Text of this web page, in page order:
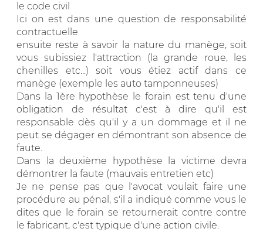
le code civil
Ici on est dans une question de responsabilité
contractuelle
ensuite reste à savoir la nature du manège, soit
vous subissiez l'attraction (la grande roue, les
chenilles etc...) soit vous étiez actif dans ce
manège (exemple les auto tamponneuses)
Dans la 1ère hypothèse le forain est tenu d'une
obligation de résultat c'est à dire qu'il est
responsable dès qu'il y a un dommage et il ne
peut se dégager en démontrant son absence de
faute.
Dans la deuxième hypothèse la victime devra
démontrer la faute (mauvais entretien etc)
Je ne pense pas que l'avocat voulait faire une
procédure au pénal, s'il a indiqué comme vous le
dites que le forain se retournerait contre contre
le fabricant, c'est typique d'une action civile.